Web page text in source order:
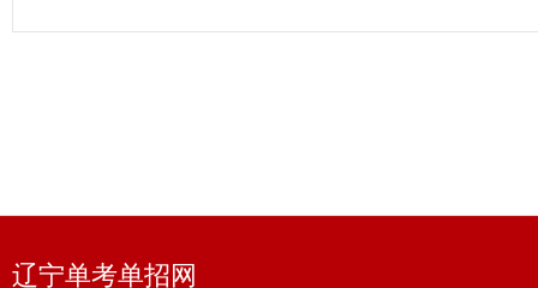
辽宁单考单招网